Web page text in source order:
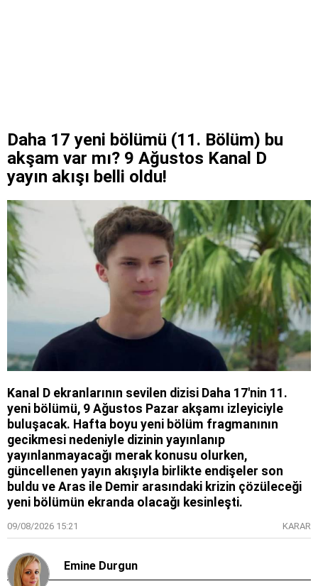
Daha 17 yeni bölümü (11. Bölüm) bu
akşam var mı? 9 Ağustos Kanal D
yayın akışı belli oldu!
Kanal D ekranlarının sevilen dizisi Daha 17'nin 11.
yeni bölümü, 9 Ağustos Pazar akşamı izleyiciyle
buluşacak. Hafta boyu yeni bölüm fragmanının
gecikmesi nedeniyle dizinin yayınlanıp
yayınlanmayacağı merak konusu olurken,
güncellenen yayın akışıyla birlikte endişeler son
buldu ve Aras ile Demir arasındaki krizin çözüleceği
yeni bölümün ekranda olacağı kesinleşti.
09/08/2026 15:21 KARAR
Emine Durgun